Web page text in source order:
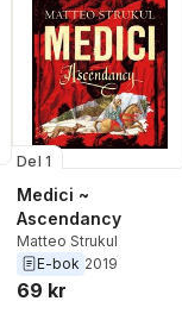
Del 1
Medici ~
Ascendancy
Matteo Strukul
E-bok 2019
69 kr